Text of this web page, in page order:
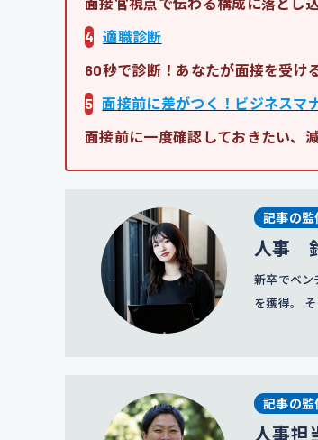
4 適職診断
60秒で診断！あなたが面接を受け
5 面接前に差がつく！ビジネスマ
面接前に一度確認しておきたい、
記事の監
人事
新卒でベン
を獲得。
記事の監
人事